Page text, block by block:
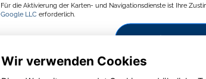
Für die Aktivierung der Karten- und Navigationsdienste ist Ihre
Google LLC erforderlich.
Zustimmen und
Wir verwenden Cookies